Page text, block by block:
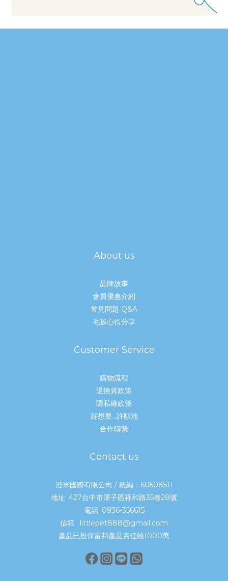
About us
品牌故事
會員優惠介紹
常見問題 Q&A
毛孩心得分享
Customer Service
購物流程
退換貨政策
隱私權政策
好想要...許願池
合作聯繫
Contact us
澄米國際有限公司 / 統編：60508511
地址: 427台中市潭子區祥和路35巷28號
電話: 0936-356615
信箱: littlepet888@gmail.com
產品已投保富邦產品責任險1000萬